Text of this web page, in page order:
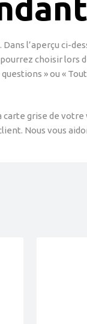
l’aperçu ci-
choisir
» ou «
grise de
Nous vous